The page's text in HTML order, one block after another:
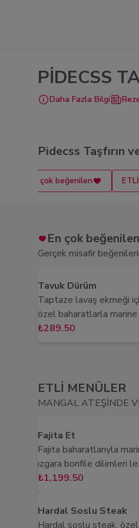
PİDECSS
Daha Fazla Bilgi
Pidecss Taşfırın
En çok beğenilen
En çok beğenilen
Gerçek misafir
Tavuk Dürüm
Taptaze lavaş ekmeği
özel baharatlarla
şiş; közlenmiş sebzeler ve
₺289.50
ETLİ MENÜLER
MANGAL ATEŞİNDE
Fajita Et
Fajita baharatlarıyla
ızgara bonfile dilimleri
tutkunlarına yoğun
lavaş ile sunulan et
hem görsel bir şölene
₺1,199.50
Hardal Soslu Steak
Hardal soslu steak,